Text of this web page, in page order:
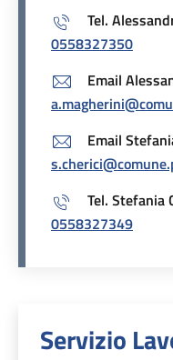
Tel.
0558327350
Email
Email
Tel. Stefania
0558327349
Unità
Servizio